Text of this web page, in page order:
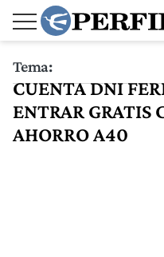
Tema:
CUENTA DNI
ENTRAR GRATIS
AHORRO A40